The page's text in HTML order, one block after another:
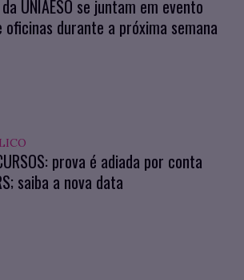
UNIAESO se juntam em evento
durante a próxima semana
prova é adiada por conta
saiba a nova data